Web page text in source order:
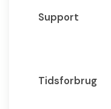
Support
Tidsforbrug